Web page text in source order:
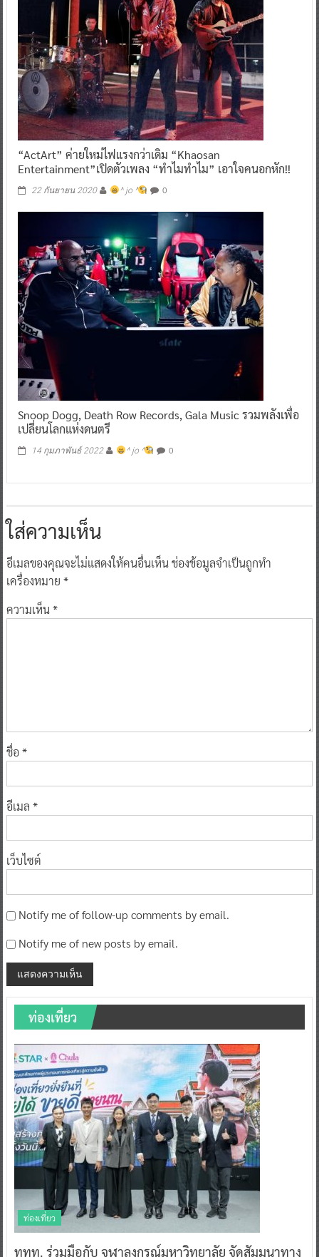
“ActArt” ค่ายใหม่ไฟแรงกว่าเดิม “Khaosan
Entertainment”เปิดตัวเพลง “ทำไมทำไม” เอาใจคนอกหัก!!
22 กันยายน 2020 ^ jo ^ 0
Snoop Dogg, Death Row Records, Gala Music รวมพลังเพื่อ
เปลี่ยนโลกแห่งดนตรี
14 กุมภาพันธ์ 2022 ^ jo ^ 0
ใส่ความเห็น
อีเมลของคุณจะไม่แสดงให้คนอื่นเห็นช่องข้อมูลจำเป็นถูกทำ
เครื่องหมาย *
ความเห็น*
ชื่อ *
อีเมล *
เว็บไซต์
Notify me of follow-up comments by email.
Notify me of new posts by email.
ท่องเที่ยว
ท่องเที่ยว
ททท. ร่วมมือกับ จุฬาลงกรณ์มหาวิทยาลัย จัดสัมมนาทาง